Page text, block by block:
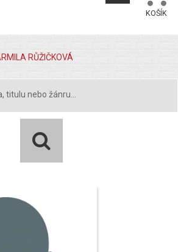
KOŠÍK
RŮŽIČKOVÁ